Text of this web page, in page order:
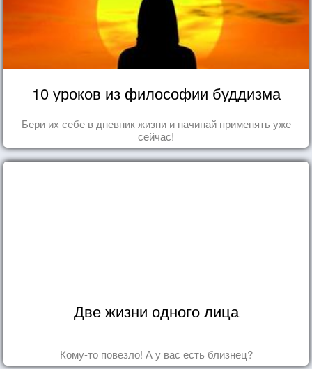
10 уроков из философии буддизма
Бери их себе в дневник жизни и начинай применять уже
сейчас!
Две жизни одного лица
Кому-то повезло! А у вас есть близнец?